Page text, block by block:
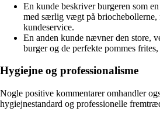
En kunde beskriver burgeren som
med særlig vægt på briochebollerne,
kundeservice.
En anden kunde nævner den store,
burger og de perfekte pommes
Hygiejne og professionalisme
Nogle positive kommentarer omhandler
hygiejnestandard og professionelle